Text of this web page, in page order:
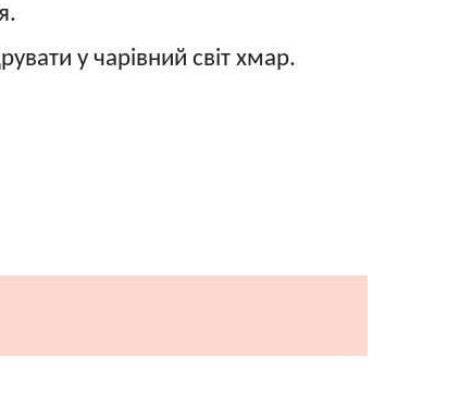
у чарівний світ хмар.